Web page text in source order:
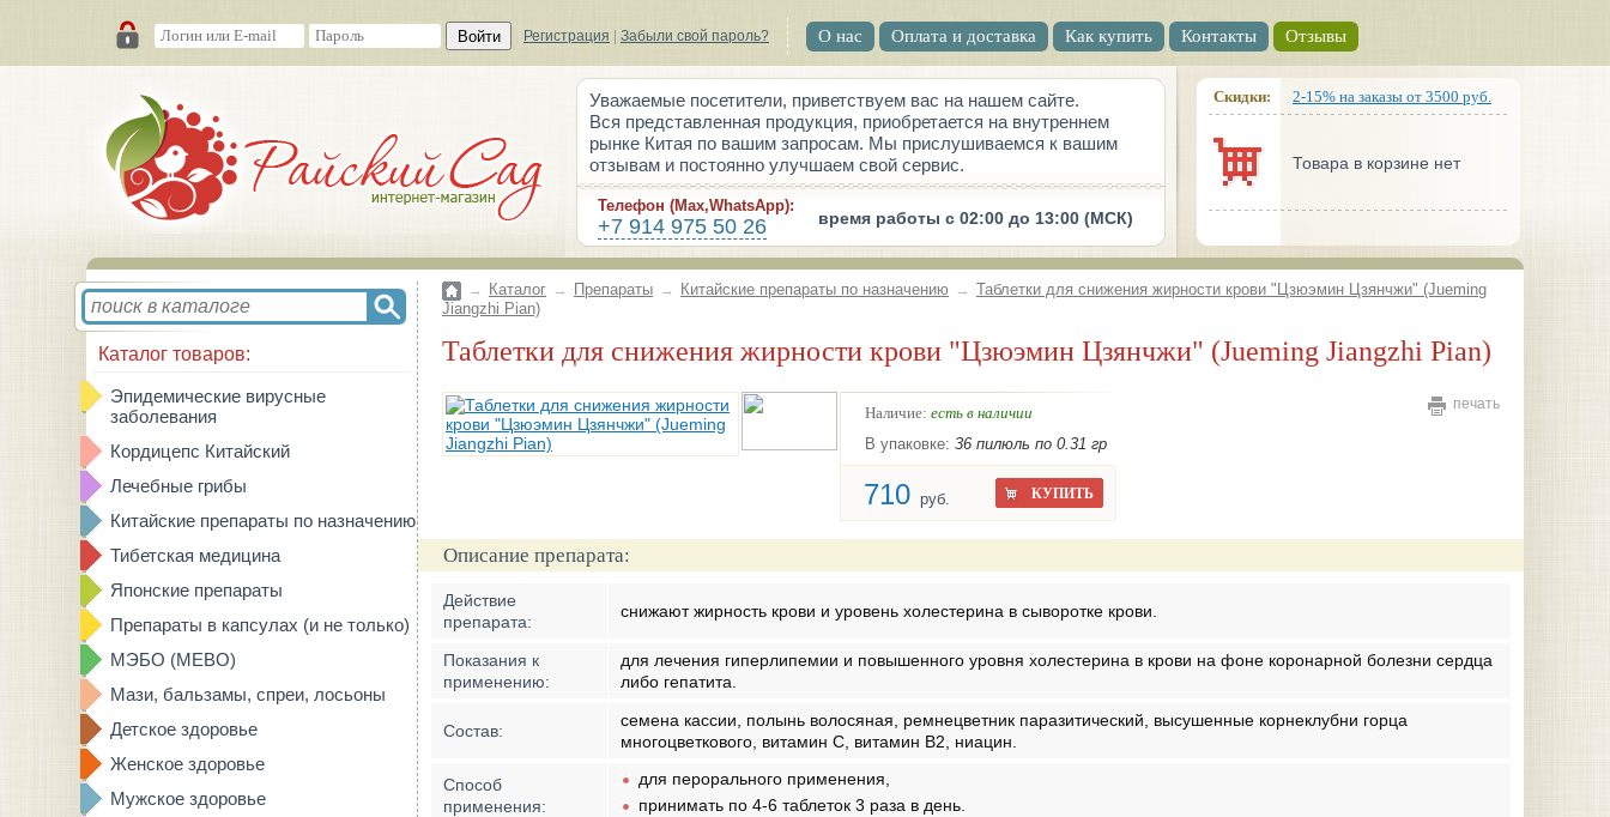
Войти Регистрация Забыли свой пароль? О нас Оплата и доставка Как купить Контакты Отзывы
Уважаемые посетители, приветствуем вас на нашем сайте.
Вся представленная продукция, приобретается на внутреннем
рынке Китая по вашим запросам. Мы прислушиваемся к вашим
отзывам и постоянно улучшаем свой сервис.
Телефон (Max,WhatsApp):
+7 914 975 50 26 время работы с 02:00 до 13:00 (МСК)
Скидки: 2-15% на заказы от 3500 руб.
Товара в корзине нет
Каталог товаров:
Эпидемические вирусные
заболевания
Кордицепс Китайский
Лечебные грибы
Китайские препараты по назначению
Тибетская медицина
Японские препараты
Препараты в капсулах (и не только)
МЭБО (MEBO)
Мази, бальзамы, спреи, лосьоны
Детское здоровье
Женское здоровье
Мужское здоровье
→ Каталог → Препараты → Китайские препараты по назначению → Таблетки для снижения жирности крови "Цзюэмин Цзянчжи" (Jueming
Jiangzhi Pian)
Таблетки для снижения жирности крови "Цзюэмин Цзянчжи" (Jueming Jiangzhi Pian)
печать
Наличие: есть в наличии
В упаковке: 36 пилюль по 0.31 гр
710 руб. КУПИТЬ
Описание препарата:
Действие
препарата:
снижают жирность крови и уровень холестерина в сыворотке крови.
Показания к
применению:
для лечения гиперлипемии и повышенного уровня холестерина в крови на фоне коронарной болезни сердца
либо гепатита.
Состав:
семена кассии, полынь волосяная, ремнецветник паразитический, высушенные корнеклубни горца
многоцветкового, витамин С, витамин В2, ниацин.
Способ
применения:
для перорального применения,
принимать по 4-6 таблеток 3 раза в день.